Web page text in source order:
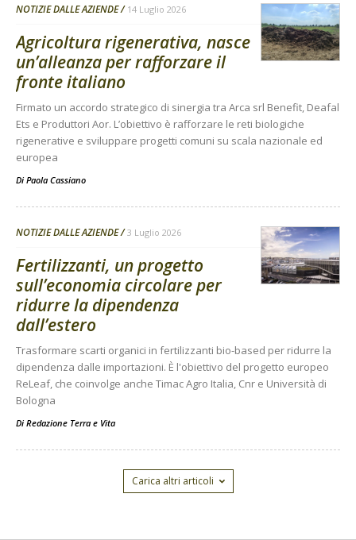
NOTIZIE DALLE AZIENDE 14 Luglio 2026
Agricoltura rigenerativa, nasce
un’alleanza per rafforzare il
fronte italiano
Firmato un accordo strategico di sinergia tra Arca srl Benefit, Deafal
Ets e Produttori Aor. L’obiettivo è rafforzare le reti biologiche
rigenerative e sviluppare progetti comuni su scala nazionale ed
europea
Di Paola Cassiano
NOTIZIE DALLE AZIENDE 3 Luglio 2026
Fertilizzanti, un progetto
sull’economia circolare per
ridurre la dipendenza
dall’estero
Trasformare scarti organici in fertilizzanti bio-based per ridurre la
dipendenza dalle importazioni. È l'obiettivo del progetto europeo
ReLeaf, che coinvolge anche Timac Agro Italia, Cnr e Università di
Bologna
Di Redazione Terra e Vita
Carica altri articoli